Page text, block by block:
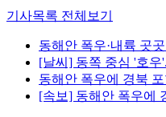
기사목록 전체보기
동해안 폭우·내륙 곳
[날씨] 동쪽 중심 '호
동해안 폭우에 경북
[속보] 동해안 폭우에